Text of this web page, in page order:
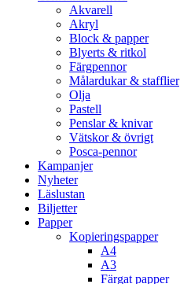
Akvarell
Akryl
Block & papper
Blyerts & ritkol
Färgpennor
Målardukar & stafflier
Olja
Pastell
Penslar & knivar
Vätskor & övrigt
Posca-pennor
Kampanjer
Nyheter
Läslustan
Biljetter
Papper
Kopieringspapper
A4
A3
Färgat papper